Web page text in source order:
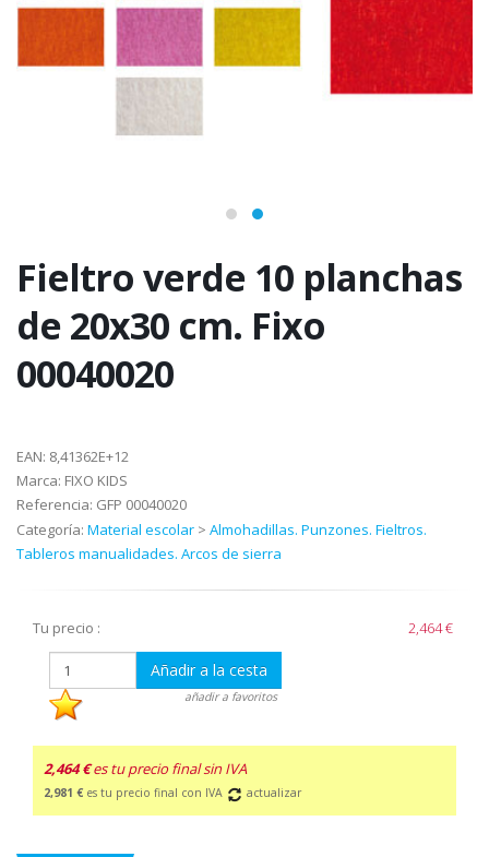
Fieltro verde 10 planchas
de 20x30 cm. Fixo
00040020
EAN: 8,41362E+12
Marca: FIXO KIDS
Referencia: GFP 00040020
Categoría: Material escolar > Almohadillas. Punzones. Fieltros.
Tableros manualidades. Arcos de sierra
Tu precio : 2,464 €
Añadir a la cesta
añadir a favoritos
2,464 € es tu precio final sin IVA
2,981 € es tu precio final con IVA actualizar